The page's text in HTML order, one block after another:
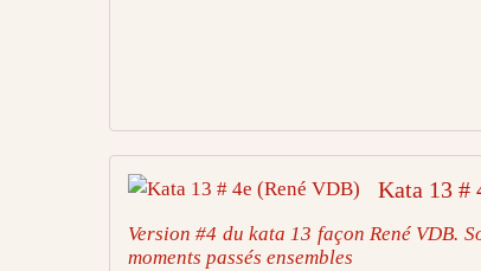
Kata 13 #
Version #4 du kata 13 façon René VDB.
moments passés ensembles